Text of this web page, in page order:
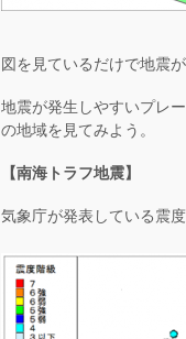
図を見ているだけで地震
地震が発生しやすいプレ
の地域を見てみよう。
【南海トラフ地震】
気象庁が発表している震